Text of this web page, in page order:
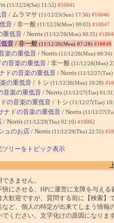
(11/12/24(Sat) 11:52) #10041
/ ムラマサ (11/12/25(Sun) 17:56) #10046
音/ 非一般 (11/12/26(Mon) 00:03) #10047
重低音/ Norris (11/12/26(Mon) 00:35)
音/ 非一般 (11/12/26(Mon) 07:20) #10049
楽の重低音/ Norris (11/12/26(Mon) 09:34)
の音楽の重低音/ 非一般 (11/12/26(Mon)
ドの音楽の重低音/ Norris (11/12/
の重低音/ トシ (11/12/26(Mon) 10:28)
音楽の重低音/ Norris (11/12/27(Tue)
の音楽の重低音/ トシ (11/12/27(Tue)
ナドの音楽の重低音/ Norris (11/12/
/ Norris (11/12/29(Thu) 02:10) #10062
ュのお店/ Norris (11/12/29(Thu) 22:55)
ツリーをトピック表示
きません。
にさせる、HPに運営に支障を与え
大歓迎ですが、質問する前に【検索】
など、個人の特定が出来てしまう情報
ください。文字化けの原因になりま